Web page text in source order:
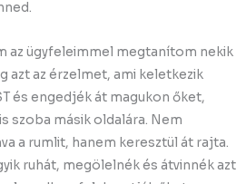
az ügyfeleimmel megtanítom nekik
azt az érzelmet, ami keletkezik
és engedjék át magukon őket,
szoba másik oldalára. Nem
a rumlit, hanem keresztül át rajta.
ruhát, megölelnék és átvinnék azt